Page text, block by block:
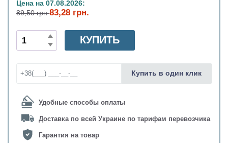
Цена на 07.08.2026:
89,50 грн83,28 грн.
Удобные способы оплаты
Доставка по всей Украине по тарифам перевозчика
Гарантия на товар
КУПИТЬ
Купить в один клик